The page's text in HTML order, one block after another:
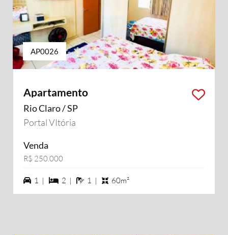
AP0026
Apartamento
Rio Claro / SP
Portal VItória
Venda
R$ 250.000
1 vagas na garagem
1 | 2 dormiórios
2 | 1 banheiros
1 | 60m²